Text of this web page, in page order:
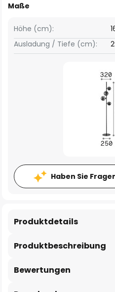
Maße
Höhe (cm):
Ausladung / Tiefe (cm):
Haben Sie
Produktbeschreibung
Produktdetails
Bewertungen